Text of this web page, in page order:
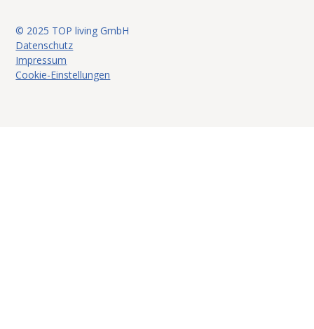
© 2025 TOP living GmbH
Datenschutz
Impressum
Cookie-Einstellungen